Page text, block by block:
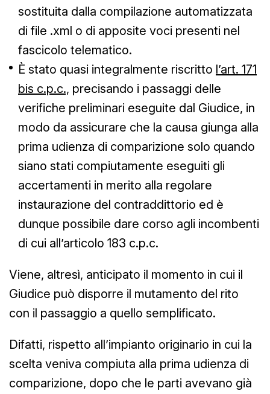
sostituita dalla compilazione automatizzata
di file .xml o di apposite voci presenti nel
fascicolo telematico.
È stato quasi integralmente riscritto l’art. 171
bis c.p.c., precisando i passaggi delle
verifiche preliminari eseguite dal Giudice, in
modo da assicurare che la causa giunga alla
prima udienza di comparizione solo quando
siano stati compiutamente eseguiti gli
accertamenti in merito alla regolare
instaurazione del contraddittorio ed è
dunque possibile dare corso agli incombenti
di cui all’articolo 183 c.p.c.
Viene, altresì, anticipato il momento in cui il
Giudice può disporre il mutamento del rito
con il passaggio a quello semplificato.
Difatti, rispetto all’impianto originario in cui la
scelta veniva compiuta alla prima udienza di
comparizione, dopo che le parti avevano già